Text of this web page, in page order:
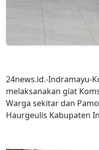
24news.id.-Indramayu-
melaksanakan giat
Warga sekitar dan
Haurgeulis Kabupaten